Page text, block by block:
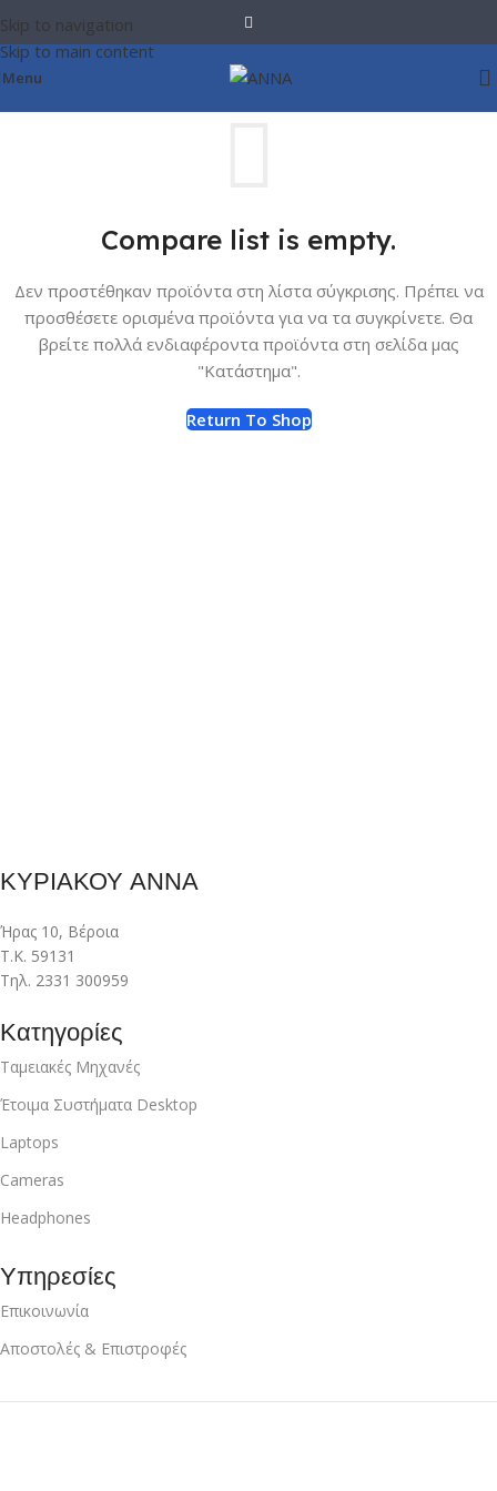
Skip to navigation
Skip to main content
Menu
Compare list is empty.
Δεν προστέθηκαν προϊόντα στη λίστα σύγκρισης. Πρέπει να
προσθέσετε ορισμένα προϊόντα για να τα συγκρίνετε. Θα
βρείτε πολλά ενδιαφέροντα προϊόντα στη σελίδα μας
"Κατάστημα".
Return To Shop
ΚΥΡΙΑΚΟΥ ΑΝΝΑ
Ήρας 10, Βέροια
Τ.Κ. 59131
Τηλ. 2331 300959
Κατηγορίες
Ταμειακές Μηχανές
Έτοιμα Συστήματα Desktop
Laptops
Cameras
Headphones
Υπηρεσίες
Επικοινωνία
Αποστολές & Επιστροφές